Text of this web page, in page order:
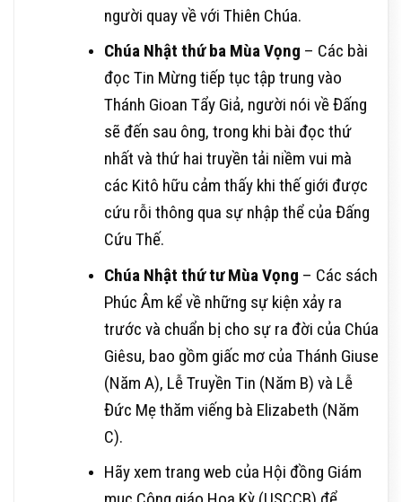
người quay về với Thiên Chúa.
Chúa Nhật thứ ba Mùa Vọng – Các bài
đọc Tin Mừng tiếp tục tập trung vào
Thánh Gioan Tẩy Giả, người nói về Đấng
sẽ đến sau ông, trong khi bài đọc thứ
nhất và thứ hai truyền tải niềm vui mà
các Kitô hữu cảm thấy khi thế giới được
cứu rỗi thông qua sự nhập thể của Đấng
Cứu Thế.
Chúa Nhật thứ tư Mùa Vọng – Các sách
Phúc Âm kể về những sự kiện xảy ra
trước và chuẩn bị cho sự ra đời của Chúa
Giêsu, bao gồm giấc mơ của Thánh Giuse
(Năm A), Lễ Truyền Tin (Năm B) và Lễ
Đức Mẹ thăm viếng bà Elizabeth (Năm
C).
Hãy xem trang web của Hội đồng Giám